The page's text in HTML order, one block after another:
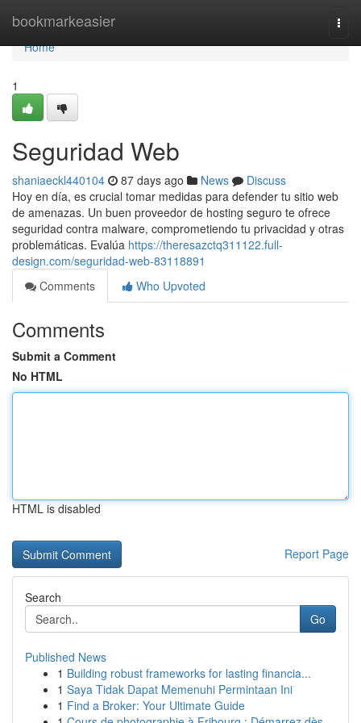
bookmarkeasier
Home
Home
1
Seguridad Web
shaniaeckl440104 87 days ago News
Discuss
Hoy en día, es crucial tomar medidas para defender tu sitio web
de amenazas. Un buen proveedor de hosting seguro te ofrece
seguridad contra malware, comprometiendo tu privacidad y otras
problemáticas. Evalúa https://theresazctq311122.full-
design.com/seguridad-web-83118891
Comments
Who Upvoted
Comments
Submit a Comment
No HTML
HTML is disabled
Report Page
Search
Go
Published News
1 Building robust frameworks for lasting financia...
1 Saya Tidak Dapat Memenuhi Permintaan Ini
1 Find a Broker: Your Ultimate Guide